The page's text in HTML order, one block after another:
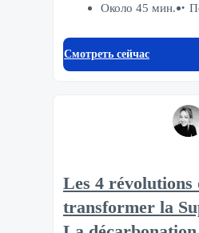
Около 45 мин.
Смотреть сейчас
Les 4 révolutions
transformer la